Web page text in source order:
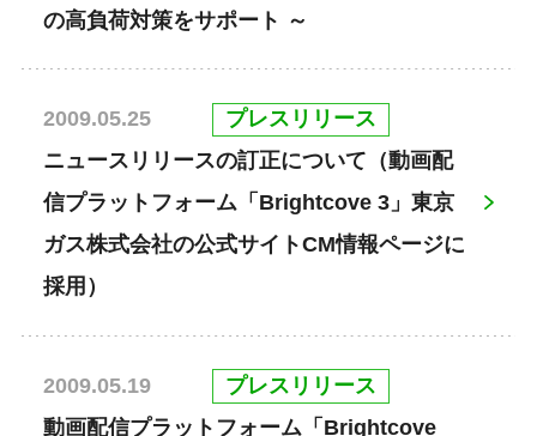
の高負荷対策をサポート ～
2009.05.25
プレスリリース
ニュースリリースの訂正について（動画配
信プラットフォーム「Brightcove 3」東京
ガス株式会社の公式サイトCM情報ページに
採用）
2009.05.19
プレスリリース
動画配信プラットフォーム「Brightcove